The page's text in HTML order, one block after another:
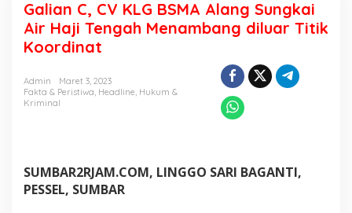
l
i
a
C
B
S
Galian C, CV KLG BSMA Alang Sungkai
Air Haji Tengah Menambang diluar Titik
Koordinat
Admin
Maret 3, 2023
Fakta & Peristiwa, Headline, Hukum &
Kriminal
SUMBAR2RJAM.COM, LINGGO SARI BAGANTI,
PESSEL, SUMBAR